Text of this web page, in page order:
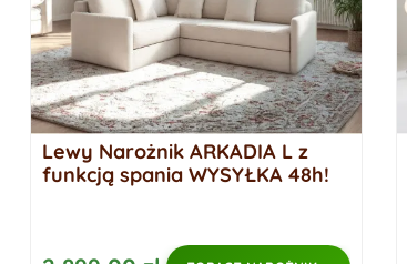
Lewy Narożnik ARKADIA L z
funkcją spania WYSYŁKA 48h!